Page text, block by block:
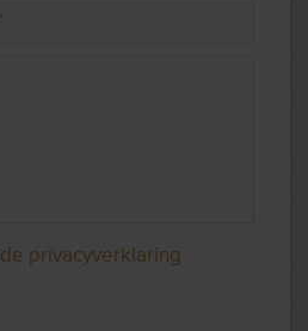
de privacyverklaring